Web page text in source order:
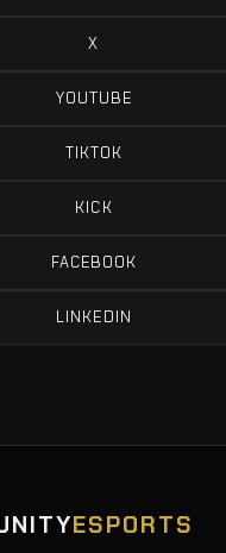
X
YOUTUBE
TIKTOK
KICK
FACEBOOK
LINKEDIN
ESPORTS